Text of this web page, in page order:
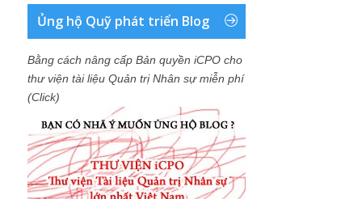
Ủng hộ Quỹ phát triển Blog
Bằng cách nâng cấp Bản quyền iCPO cho
thư viện tài liệu Quản trị Nhân sự miễn phí
(Click)